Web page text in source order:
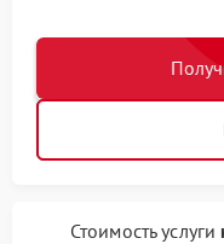
Стоимость услуги